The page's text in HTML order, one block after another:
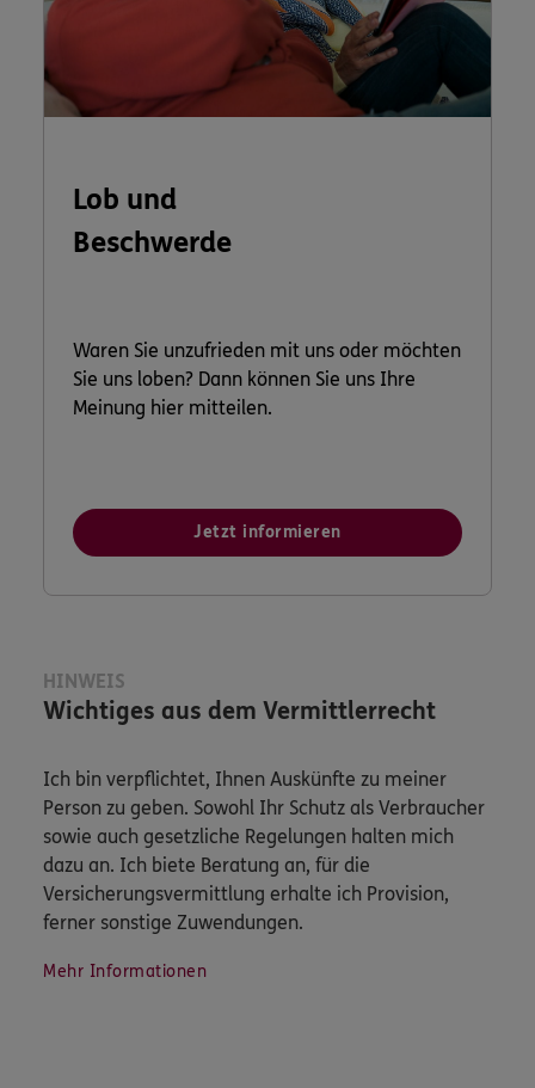
Lob und
Beschwerde
Waren Sie unzufrieden mit uns oder möchten
Sie uns loben? Dann können Sie uns Ihre
Meinung hier mitteilen.
Jetzt informieren
HINWEIS
Wichtiges aus dem Vermittlerrecht
Ich bin verpflichtet, Ihnen Auskünfte zu meiner
Person zu geben. Sowohl Ihr Schutz als Verbraucher
sowie auch gesetzliche Regelungen halten mich
dazu an. Ich biete Beratung an, für die
Versicherungsvermittlung erhalte ich Provision,
ferner sonstige Zuwendungen.
Mehr Informationen